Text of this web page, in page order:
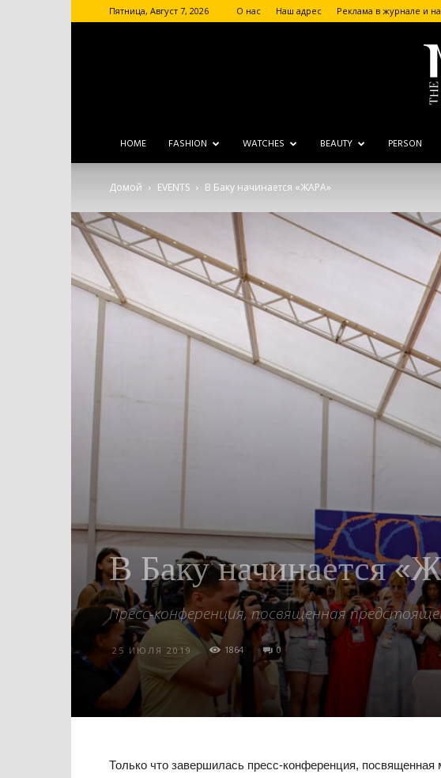
Пятница, Август 7, 2026 О нас Наш адрес Реклама в журнале и
HOME FASHION WATCHES BEAUTY PERSON
Домой EVENTS В Баку начинается «ЖАРА»
В Баку начинается
Пресс-конференция, посвященная
25 ИЮЛЯ 2019 1864 0
Только что завершилась пресс-конференция,